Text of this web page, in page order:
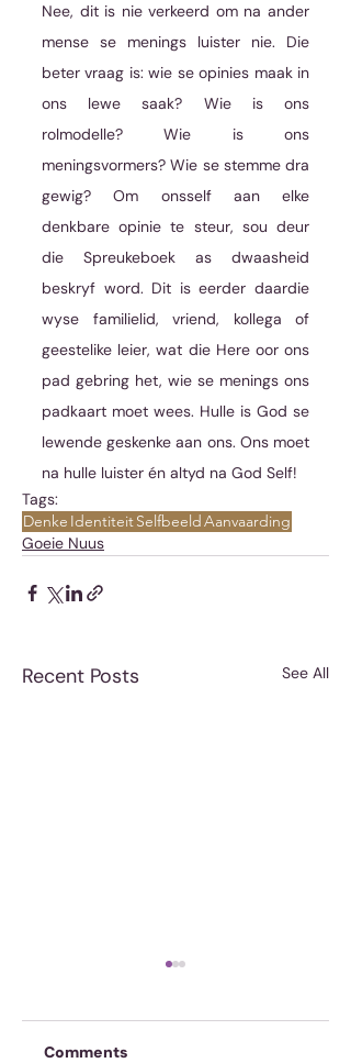
Nee, dit is nie verkeerd om na ander
mense se menings luister nie. Die
beter vraag is: wie se opinies maak in
ons lewe saak? Wie is ons
rolmodelle? Wie is ons
meningsvormers? Wie se stemme dra
gewig? Om onsself aan elke
denkbare opinie te steur, sou deur
die Spreukeboek as dwaasheid
beskryf word. Dit is eerder daardie
wyse familielid, vriend, kollega of
geestelike leier, wat die Here oor ons
pad gebring het, wie se menings ons
padkaart moet wees. Hulle is God se
lewende geskenke aan ons. Ons moet
na hulle luister én altyd na God Self!
Tags:
Denke IdentiteitSelfbeeldAanvaarding
Goeie Nuus
Recent Posts See All
Comments